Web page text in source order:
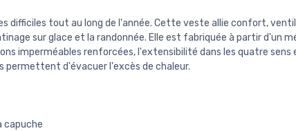
difficiles tout au long de l'année. Cette veste allie confort,
sur glace et la randonnée. Elle est fabriquée à partir d'un
imperméables renforcées, l'extensibilité dans les quatre
permettent d'évacuer l'excès de chaleur.
capuche